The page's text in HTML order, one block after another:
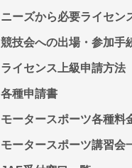
ニーズから必要ライセン
競技会への出場・参加手
ライセンス上級申請方法
各種申請書
モータースポーツ各種料
モータースポーツ講習会